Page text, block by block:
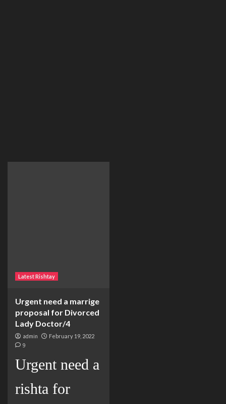
Latest Rishtay
Urgent need a marrige
proposal for Divorced
Lady Doctor/4
admin February 19, 2022
9
Urgent need a
rishta for